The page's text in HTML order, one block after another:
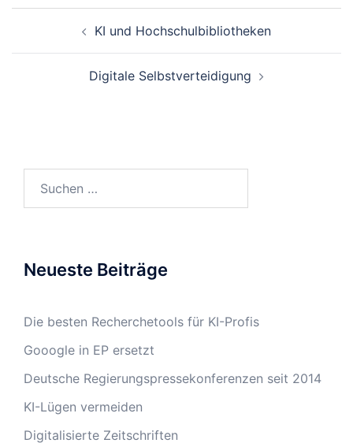
NavigationKI und Hochschulbibliotheken
Digitale Selbstverteidigung
Neueste Beiträge
Die besten Recherchetools für KI-Profis
Gooogle in EP ersetzt
Deutsche Regierungspressekonferenzen seit 2014
KI-Lügen vermeiden
Digitalisierte Zeitschriften